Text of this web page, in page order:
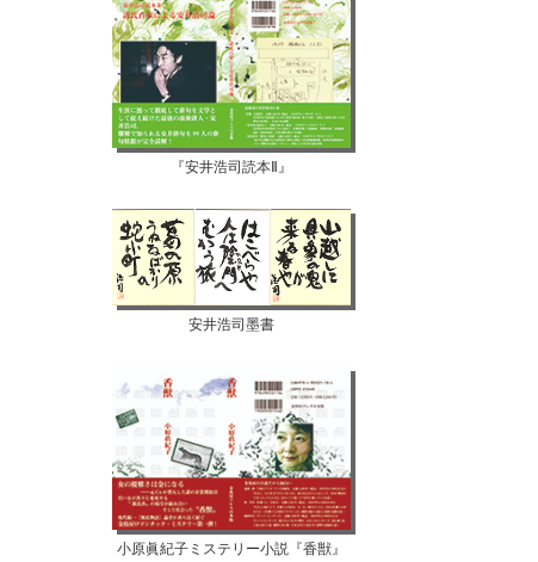
『安井浩司読本Ⅱ』
安井浩司墨書
小原眞紀子ミステリー小説『香獣』